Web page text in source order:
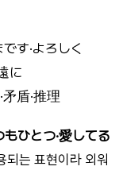
す·よろしく
に
盾·推理
ひとつ·愛してる
되는 표현이라 외워